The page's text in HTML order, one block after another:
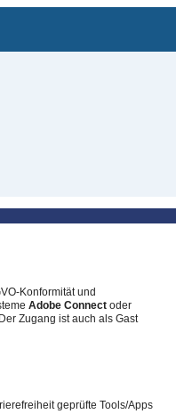
Konformität und
Adobe Connect oder
Zugang ist auch als Gast
geprüfte Tools/Apps